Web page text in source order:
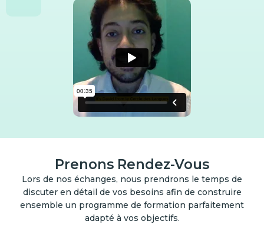
Prenons Rendez-Vous
Lors de nos échanges, nous prendrons le temps de
discuter en détail de vos besoins afin de construire
ensemble un programme de formation parfaitement
adapté à vos objectifs.